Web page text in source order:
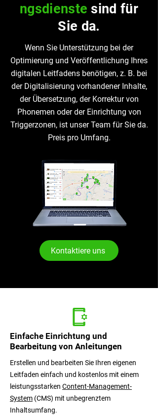
ngsdienste sind für
Sie da.
Wenn Sie Unterstützung bei der
Optimierung und Veröffentlichung Ihres
digitalen Leitfadens benötigen, z. B. bei
der Digitalisierung vorhandener Inhalte,
der Übersetzung, der Korrektur von
Phonemen oder der Einrichtung von
Triggerzonen, ist unser Team für Sie da.
Preis pro Umfang.
Kontaktiere uns
Einfache Einrichtung und
Bearbeitung von Anleitungen
Erstellen und bearbeiten Sie Ihren eigenen
Leitfaden einfach und kostenlos mit einem
leistungsstarken Content-Management-
System (CMS) mit unbegrenztem
Inhaltsumfang.